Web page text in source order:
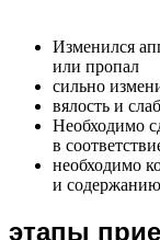
Изменился
или пропал
сильно
вялость и
Необходимо
в
необходимо
и
этапы